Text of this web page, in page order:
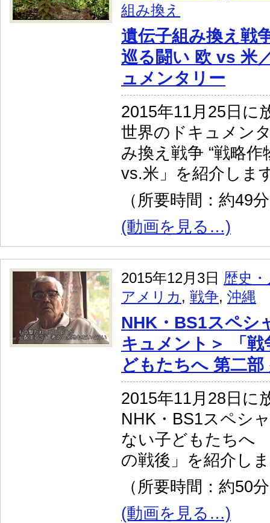
組み換え
遺伝子組み換え戦
巡る闘い 欧 vs 米
ュメンタリー
2015年11月25日に
世界のドキュメン
み換え戦争 “戦略作
vs.米」を紹介しま
（所要時間：約49
(動画を見る…)
2015年12月3日 歴史
アメリカ , 戦争, 沖縄
NHK・BS1スペシ
キュメント＞ 「
どもたちへ 第二
2015年11月28日に
NHK・BS1スペシ
ない子どもたち
の戦後」を紹介し
（所要時間：約50
(動画を見る…)